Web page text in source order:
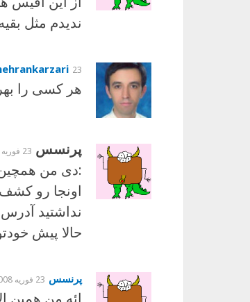
نديدم مثل
23 فوریه 2008
هر کسی را
پرنسس 23 فوریه 2008
:دی من همچین
اونجا رو
نداشتید
حالا پیش
پرنسس 23 فوریه 2008
ائه من همین